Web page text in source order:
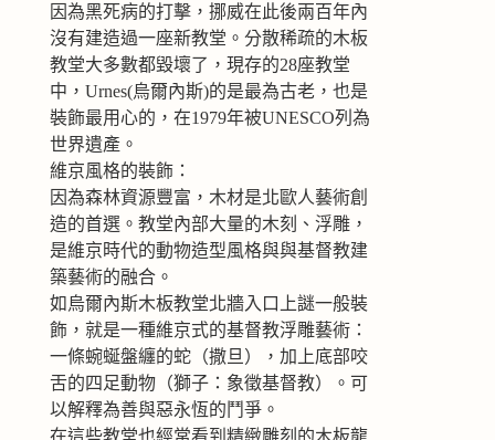
因為黑死病的打擊，挪威在此後兩百年內
沒有建造過一座新教堂。分散稀疏的木板
教堂大多數都毀壞了，現存的28座教堂
中，Urnes(烏爾內斯)的是最為古老，也是
裝飾最用心的，在1979年被UNESCO列為
世界遺產。
維京風格的裝飾：
因為森林資源豐富，木材是北歐人藝術創
造的首選。教堂內部大量的木刻、浮雕，
是維京時代的動物造型風格與與基督教建
築藝術的融合。
如烏爾內斯木板教堂北牆入口上謎一般裝
飾，就是一種維京式的基督教浮雕藝術：
一條蜿蜒盤纏的蛇（撒旦），加上底部咬
舌的四足動物（獅子：象徵基督教）。可
以解釋為善與惡永恆的鬥爭。